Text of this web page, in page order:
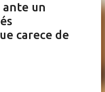
ante un
carece de